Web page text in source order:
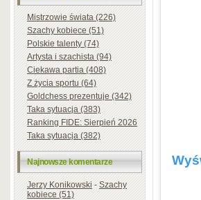
Mistrzowie świata (226)
Szachy kobiece (51)
Polskie talenty (74)
Artysta i szachista (94)
Ciekawa partia (408)
Z życia sportu (64)
Goldchess prezentuje (342)
Taka sytuacja (383)
Ranking FIDE: Sierpień 2026
Taka sytuacja (382)
Najnowsze komentarze
Jerzy Konikowski-Szachy
kobiece (51)